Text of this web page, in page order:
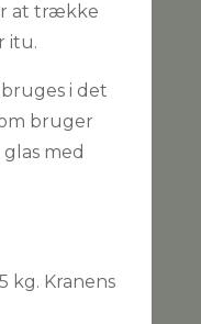
at trække
itu.
i det
bruger
med
kg. Kranens